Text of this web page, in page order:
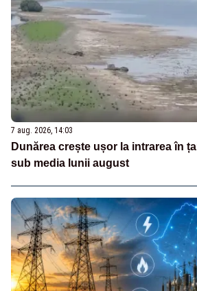
7 aug. 2026, 14:03
Dunărea crește ușor la intrarea în
sub media lunii august